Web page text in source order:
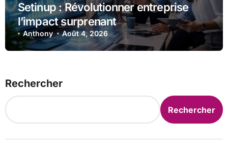
Setinup : Révolutionner entreprise
l’impact surprenant
Anthony Août 4, 2026
Rechercher
Rechercher